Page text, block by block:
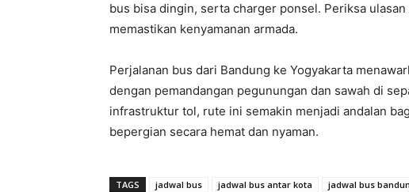
bus bisa dingin, serta charger ponsel. Periksa
memastikan kenyamanan armada.
Perjalanan bus dari Bandung ke Yogyakarta
dengan pemandangan pegunungan dan sawah di
infrastruktur tol, rute ini semakin menjadi andalan
bepergian secara hemat dan nyaman.
TAGS jadwal bus jadwal bus antar kota jadwal bus